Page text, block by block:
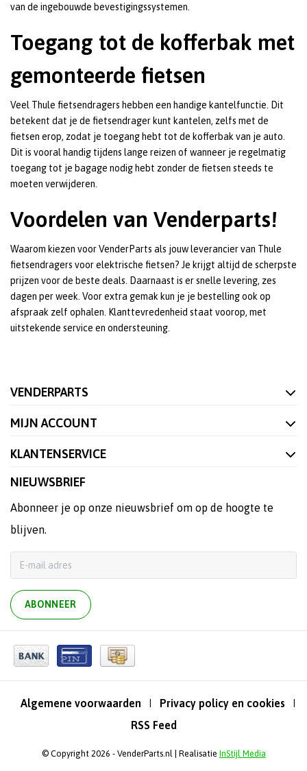
van de ingebouwde bevestigingssystemen.
Toegang tot de kofferbak met
gemonteerde fietsen
Veel Thule fietsendragers hebben een handige kantelfunctie. Dit
betekent dat je de fietsendrager kunt kantelen, zelfs met de
fietsen erop, zodat je toegang hebt tot de kofferbak van je auto.
Dit is vooral handig tijdens lange reizen of wanneer je regelmatig
toegang tot je bagage nodig hebt zonder de fietsen steeds te
moeten verwijderen.
Voordelen van Venderparts!
Waarom kiezen voor VenderParts als jouw leverancier van Thule
fietsendragers voor elektrische fietsen? Je krijgt altijd de scherpste
prijzen voor de beste deals. Daarnaast is er snelle levering, zes
dagen per week. Voor extra gemak kun je je bestelling ook op
afspraak zelf ophalen. Klanttevredenheid staat voorop, met
uitstekende service en ondersteuning.
VENDERPARTS
MIJN ACCOUNT
KLANTENSERVICE
NIEUWSBRIEF
Abonneer je op onze nieuwsbrief om op de hoogte te
blijven.
ABONNEER
Algemene voorwaarden Privacy policy en cookies
RSS Feed
© Copyright 2026 - VenderParts.nl | Realisatie InStijl Media